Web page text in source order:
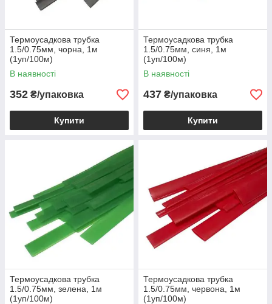
Термоусадкова трубка
1.5/0.75мм, чорна, 1м
(1уп/100м)
В наявності
352 ₴/упаковка
Купити
Термоусадкова трубка
1.5/0.75мм, синя, 1м
(1уп/100м)
В наявності
437 ₴/упаковка
Купити
Термоусадкова трубка
1.5/0.75мм, зелена, 1м
(1уп/100м)
Термоусадкова трубка
1.5/0.75мм, червона, 1м
(1уп/100м)